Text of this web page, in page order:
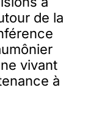
de la
vivant
à